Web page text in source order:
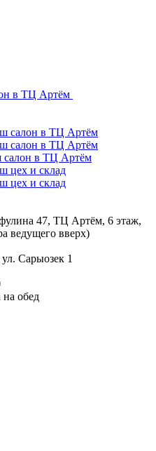
в ТЦ Артём
салон в ТЦ Артём
салон в ТЦ Артём
в ТЦ Артём
цех и склад
цех и склад
47, ТЦ Артём, 6 этаж,
ведущего вверх)
Сарыозек 1
обед